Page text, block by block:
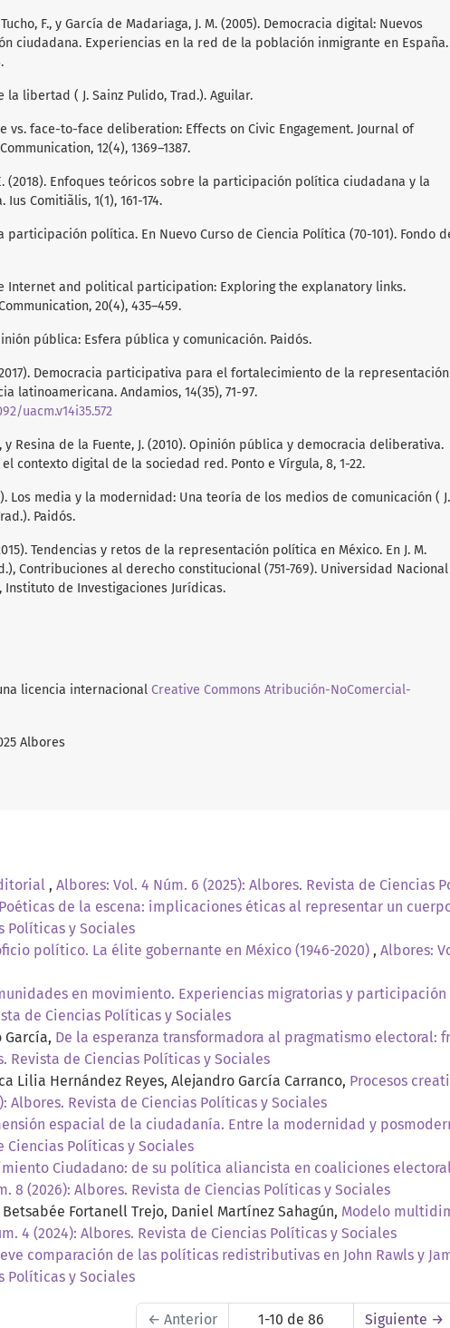
F., y García de Madariaga, J. M. (2005). Democracia digital: Nuevos
ciudadana. Experiencias en la red de la población inmigrante en España.
la libertad ( J. Sainz Pulido, Trad.). Aguilar.
vs. face-to-face deliberation: Effects on Civic Engagement. Journal of
12(4), 1369–1387.
(2018). Enfoques teóricos sobre la participación política ciudadana y la
Comitiãlis, 1(1), 161-174.
participación política. En Nuevo Curso de Ciencia Política (70-101). Fondo
Internet and political participation: Exploring the explanatory links.
20(4), 435–459.
pública: Esfera pública y comunicación. Paidós.
Democracia participativa para el fortalecimiento de la representación
latinoamericana. Andamios, 14(35), 71-97.
uacm.v14i35.572
y Resina de la Fuente, J. (2010). Opinión pública y democracia deliberativa.
contexto digital de la sociedad red. Ponto e Vírgula, 8, 1-22.
Los media y la modernidad: Una teoría de los medios de comunicación ( J.
Paidós.
Tendencias y retos de la representación política en México. En J. M.
Contribuciones al derecho constitucional (751-769). Universidad Nacional
Instituto de Investigaciones Jurídicas.
licencia internacional Creative Commons Atribución-NoComercial-
Albores
, Albores: Vol. 4 Núm. 6 (2025): Albores. Revista de Ciencias
Poéticas de la escena: implicaciones éticas al representar un
Políticas y Sociales
político. La élite gobernante en México (1946-2020) , Albores:
en movimiento. Experiencias migratorias y
de Ciencias Políticas y Sociales
García, De la esperanza transformadora al pragmatismo electoral:
Revista de Ciencias Políticas y Sociales
Lilia Hernández Reyes, Alejandro García Carranco, Procesos
Albores. Revista de Ciencias Políticas y Sociales
espacial de la ciudadanía. Entre la modernidad y
Ciencias Políticas y Sociales
Ciudadano: de su política aliancista en coaliciones
8 (2026): Albores. Revista de Ciencias Políticas y Sociales
Fortanell Trejo, Daniel Martínez Sahagún, Modelo
4 (2024): Albores. Revista de Ciencias Políticas y Sociales
comparación de las políticas redistributivas en John Rawls y
Políticas y Sociales
← Anterior 1-10 de 86 Siguiente →